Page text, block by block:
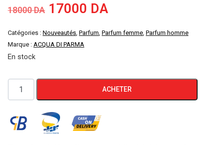
18000DA Le
prix
initial
était :
18000 DA.
17000 DALe
prix
est :
17000 DA.
Catégories : Nouveautés, Parfum, Parfum femme, Parfum homme
Marque : ACQUA DI PARMA
En stock
quantité
de
DI
ACHETER